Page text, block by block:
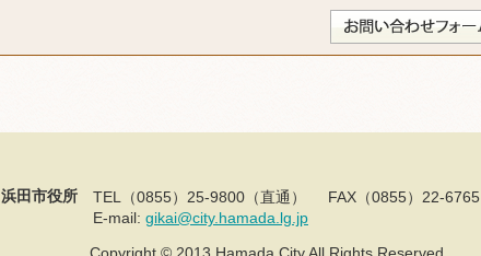
浜田市役所 TEL（0855）25-9800（直通）
FAX（0855）22-6765
E-mail: gikai@city.hamada.lg.jp